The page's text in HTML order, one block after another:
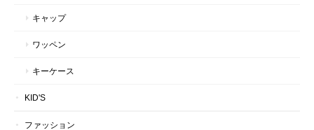
キャップ
ワッペン
キーケース
KID'S
ファッション